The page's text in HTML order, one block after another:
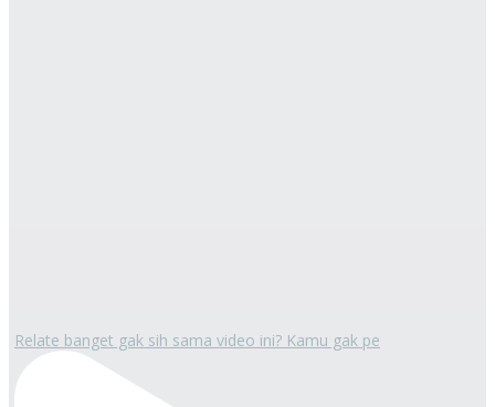
Relate banget gak sih sama video ini? Kamu gak pe